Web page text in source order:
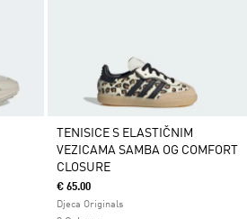
TENISICE S ELASTIČNIM
VEZICAMA SAMBA OG COMFORT
CLOSURE
€ 65.00
Djeca Originals